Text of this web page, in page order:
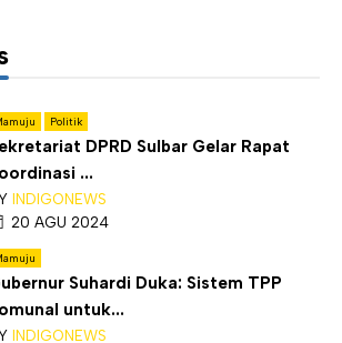
Politik
DPRD Sulbar Gelar Rapat
...
INDIGONEWS
20 AGU 2024
Suhardi Duka: Sistem TPP
untuk...
INDIGONEWS